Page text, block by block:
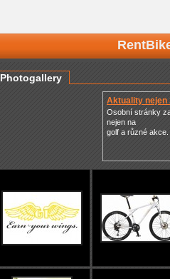
Photogallery
Aktuality nejen
Osobní stránky
nejen na
golf a různé akce.